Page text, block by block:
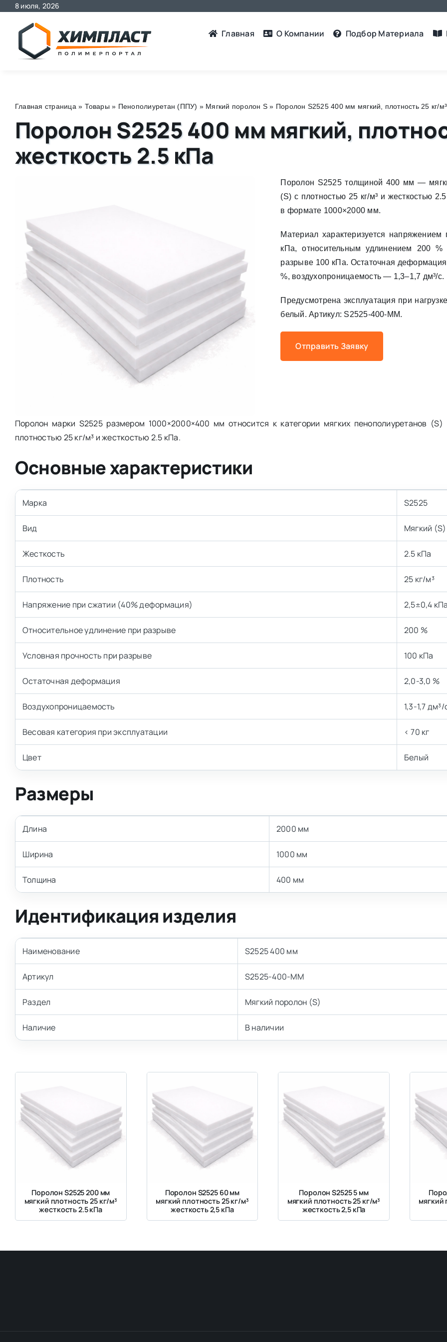
Skip
content
8 июля, 2026
Главная О Компании Подбор Материалa
Главная страница » Товары » Пенополиуретан (ППУ) » Мягкий поролон S » Поролон S2525 400 мм мягкий, плотность 25 кг/
Поролон S2525 400 мм мягкий,
жесткость 2.5 кПа
Поролон S2525 толщиной 400 мм —
(S) с плотностью 25 кг/м³ и жесткостью
в формате 1000×2000 мм.
Материал характеризуется
кПа, относительным удлинением 200
разрыве 100 кПа. Остаточная деформация
%, воздухопроницаемость — 1,3–1,7 дм³/с.
Предусмотрена эксплуатация при
белый. Артикул: S2525-400-MM.
Отправить Заявку
Поролон марки S2525 размером 1000×2000×400 мм относится к категории мягких пенополиуретанов (S)
плотностью 25 кг/м³ и жесткостью 2.5 кПа.
Основные характеристики
Марка S2525
Вид Мягкий (S)
Жесткость 2.5 кПа
Плотность 25 кг/м³
Напряжение при сжатии (40% деформация) 2,5±0,4
Относительное удлинение при разрыве 200 %
Условная прочность при разрыве 100 кПа
Остаточная деформация 2,0-3,0 %
Воздухопроницаемость 1,3-1,7 дм³/
Весовая категория при эксплуатации < 70 кг
Цвет Белый
Размеры
Длина 2000 мм
Ширина 1000 мм
Толщина 400 мм
Идентификация изделия
Наименование S2525 400 мм
Артикул S2525-400-MM
Раздел Мягкий поролон (S)
Наличие В наличии
Поролон S2525 200 мм
мягкий плотность 25 кг/м³
жесткость 2.5 кПа
Поролон S2525 60 мм
мягкий плотность 25 кг/м³
жесткость 2,5 кПа
Поролон S2525 5 мм
мягкий плотность 25 кг/м³
жесткость 2,5 кПа
мягкий